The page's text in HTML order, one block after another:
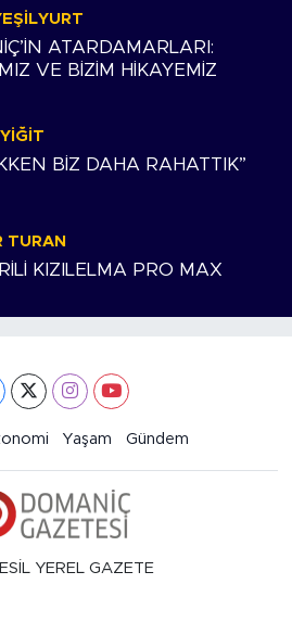
ATARDAMARLARI:
VE BİZİM HİKAYEMİZ
BİZ DAHA RAHATTIK”
TURAN
KIZILELMA PRO MAX
Yaşam Gündem
YEREL GAZETE